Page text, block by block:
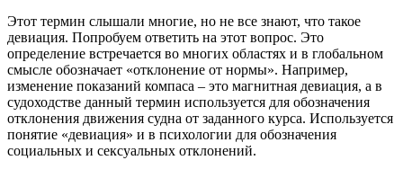
Этот термин слышали многие, но не все знают, что такое
девиация. Попробуем ответить на этот вопрос. Это
определение встречается во многих областях и в глобальном
смысле обозначает «отклонение от нормы». Например,
изменение показаний компаса – это магнитная девиация, а в
судоходстве данный термин используется для обозначения
отклонения движения судна от заданного курса. Используется
понятие «девиация» и в психологии для обозначения
социальных и сексуальных отклонений.